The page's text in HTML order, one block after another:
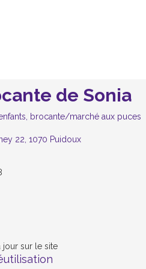
de Sonia
brocante/marché aux puces
22, 1070 Puidoux
jour sur le site